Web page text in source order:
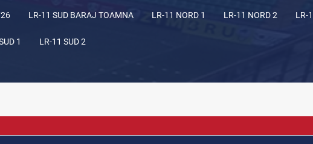
LR-11 SUD BARAJ TOAMNA LR-11 NORD 1 LR-11 NORD 2 LR-
1 LR-11 SUD 2